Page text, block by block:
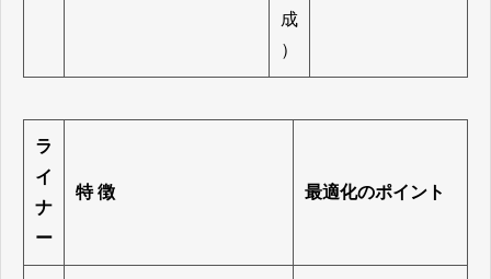
成
）
ラ
イ
ナ
ー
特 徴 最適化のポイント